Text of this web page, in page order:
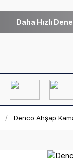
Daha Hızlı
Denco Ahşap